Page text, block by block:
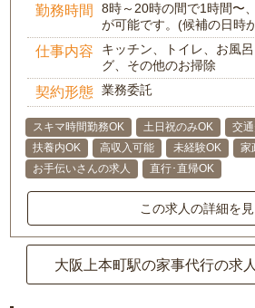
勤務時間
8時～20時の間で1時間〜
が可能です。(候補の日時
仕事内容
キッチン、トイレ、お風
グ、その他のお掃除
契約形態 業務委託
スキマ時間勤務OK 土日祝のみOK 交
扶養内OK
高収入可能 未経験OK
家
お手伝いさんの求人
直行･直帰OK
この求人の詳細を
大阪上本町駅の家事代行の求